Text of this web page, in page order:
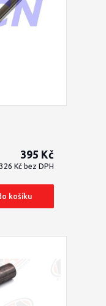
395 Kč
326 Kč bez DPH
košíku